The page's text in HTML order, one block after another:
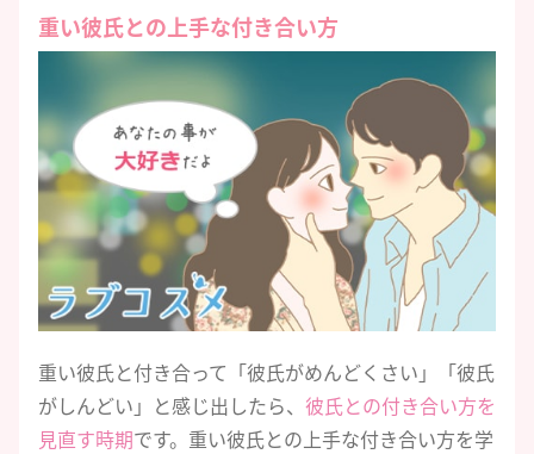
重い彼氏との上手な付き合い方
重い彼氏と付き合って「彼氏がめんどくさい」「彼氏
がしんどい」と感じ出したら、 彼氏との付き合い方を
見直す時期です。重い彼氏との上手な付き合い方を学